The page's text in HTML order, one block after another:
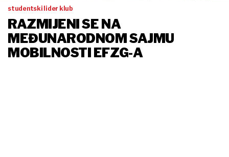
studentski lider klub
RAZMIJENI SE NA
MEĐUNARODNOM SAJMU
MOBILNOSTI EFZG-A